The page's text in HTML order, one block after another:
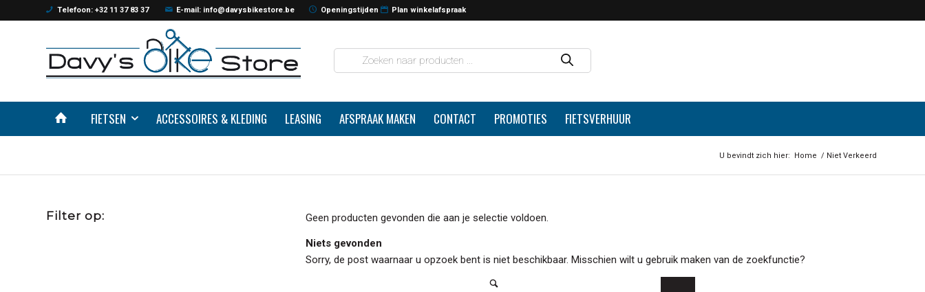
Telefoon: +32 11 37 83 37 E-mail: info@davysbikestore.be Openingstijden Plan winkelafspraak
FIETSEN ACCESSOIRES & KLEDING LEASING AFSPRAAK MAKEN CONTACT PROMOTIES FIETSVERHUUR
U bevindt zich hier: Home / Niet Verkeerd
Geen producten gevonden die aan je selectie voldoen.
Niets gevonden
Sorry, de post waarnaar u opzoek bent is niet beschikbaar. Misschien wilt u gebruik maken van de zoekfunctie?
Filter op: